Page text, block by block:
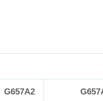
G657A2